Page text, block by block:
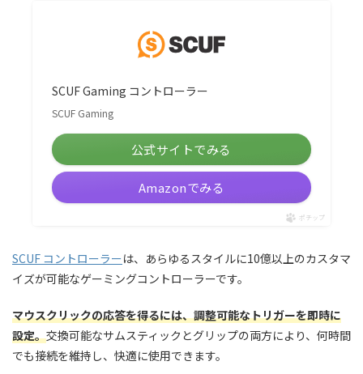
SCUF Gaming コントローラー
SCUF Gaming
公式サイトでみる
Amazonでみる
ポチップ
SCUF コントローラーは、あらゆるスタイルに10億以上のカスタマ
イズが可能なゲーミングコントローラーです。
マウスクリックの応答を得るには、調整可能なトリガーを即時に
設定。交換可能なサムスティックとグリップの両方により、何時間
でも接続を維持し、快適に使用できます。